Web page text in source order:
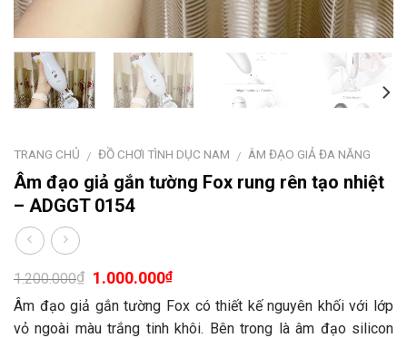
TRANG CHỦ / ĐỒ CHƠI TÌNH DỤC NAM / ÂM ĐẠO GIẢ ĐA NĂNG
Âm đạo giả gắn tường Fox rung rên tạo nhiệt
– ADGGT 0154
1.200.000₫ 1.000.000₫
Âm đạo giả gắn tường Fox có thiết kế nguyên khối với lớp
vỏ ngoài màu trắng tinh khôi. Bên trong là âm đạo silicon